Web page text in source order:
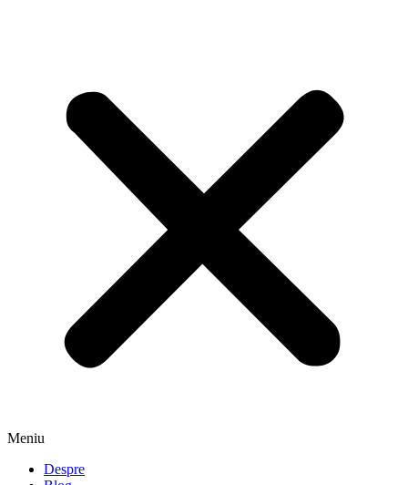
Meniu
Despre